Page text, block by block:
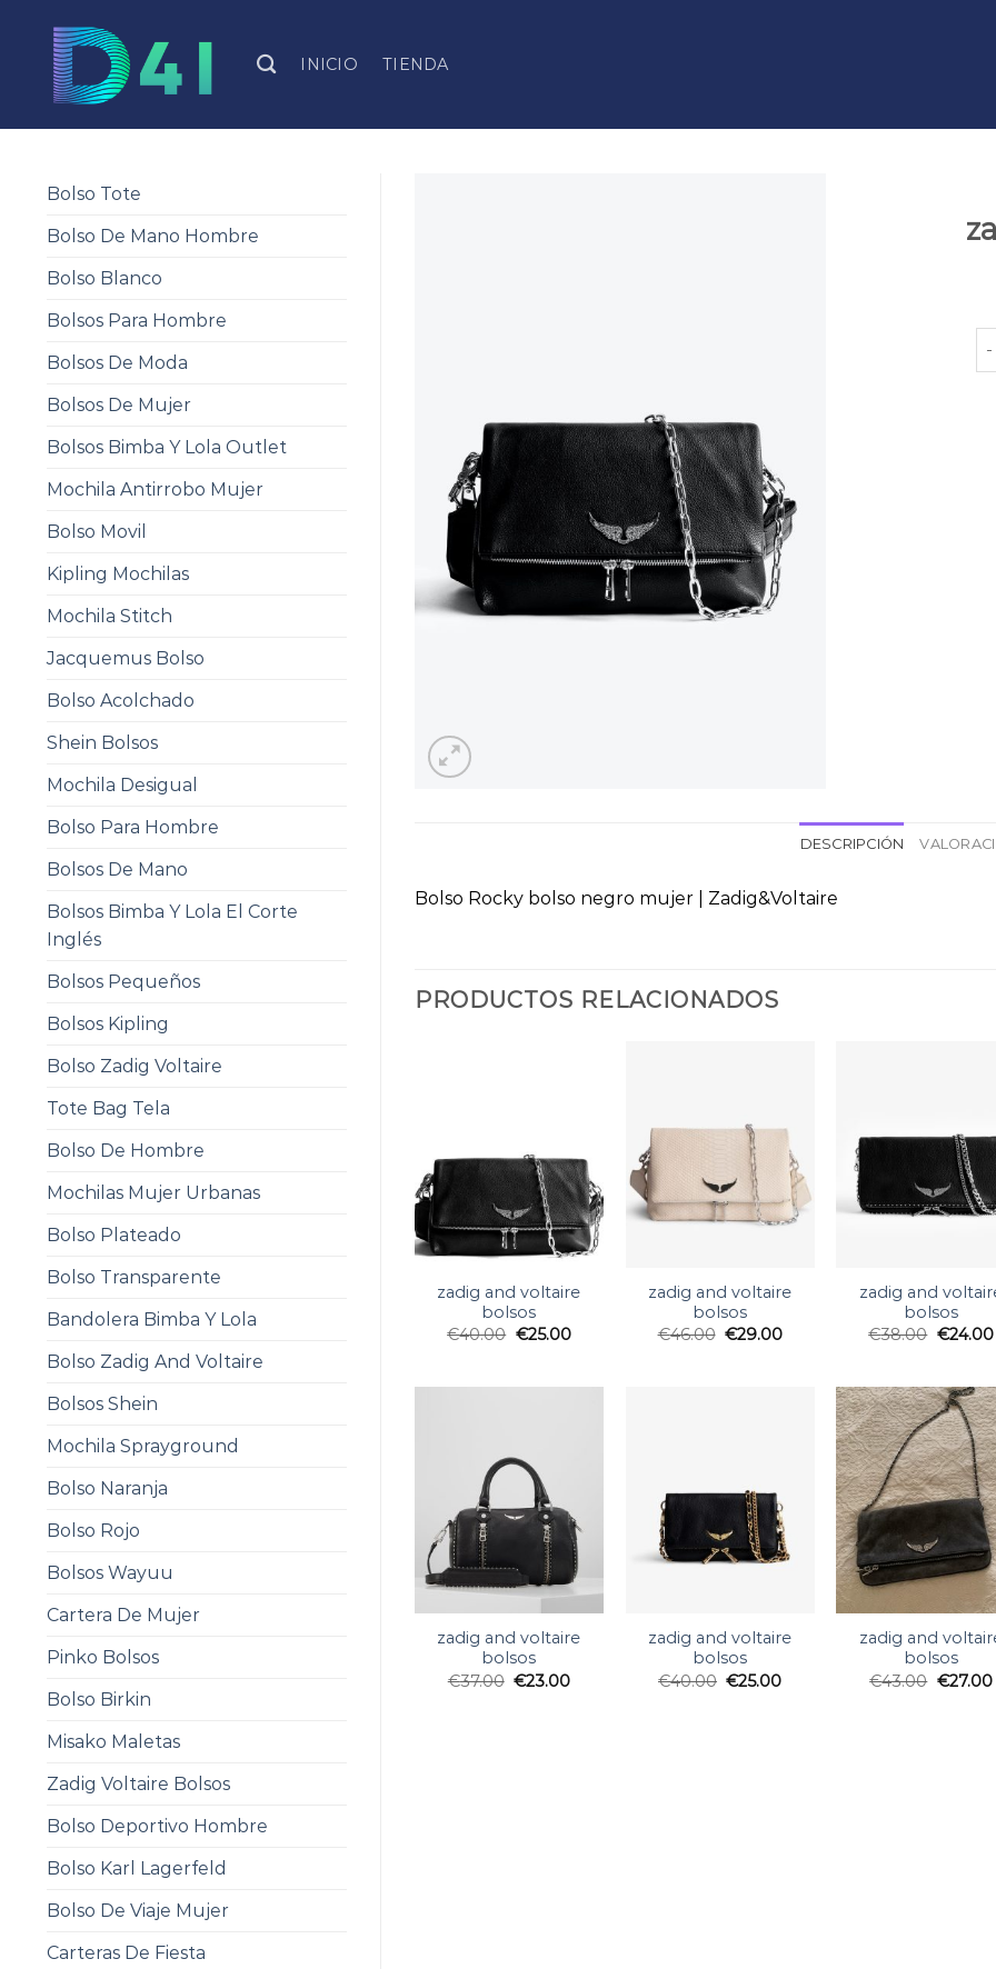
content
INICIO TIENDA
Bolso Tote
Bolso De Mano Hombre
Bolso Blanco
Bolsos Para Hombre
Bolsos De Moda
Bolsos De Mujer
Bolsos Bimba Y Lola Outlet
Mochila Antirrobo Mujer
Bolso Movil
Kipling Mochilas
Mochila Stitch
Jacquemus Bolso
Bolso Acolchado
Shein Bolsos
Mochila Desigual
Bolso Para Hombre
Bolsos De Mano
Bolsos Bimba Y Lola El Corte
Inglés
Bolsos Pequeños
Bolsos Kipling
Bolso Zadig Voltaire
Tote Bag Tela
Bolso De Hombre
Mochilas Mujer Urbanas
Bolso Plateado
Bolso Transparente
Bandolera Bimba Y Lola
Bolso Zadig And Voltaire
Bolsos Shein
Mochila Sprayground
Bolso Naranja
Bolso Rojo
Bolsos Wayuu
Cartera De Mujer
Pinko Bolsos
Bolso Birkin
Misako Maletas
Zadig Voltaire Bolsos
Bolso Deportivo Hombre
Bolso Karl Lagerfeld
Bolso De Viaje Mujer
Carteras De Fiesta
DESCRIPCIÓN
Bolso Rocky bolso negro mujer | Zadig&Voltaire
PRODUCTOS RELACIONADOS
zadig and voltaire
bolsos
€40.00 €25.00
zadig and voltaire
bolsos
€46.00 €29.00
zadig and
bolsos
€38.00 €24.00
zadig and voltaire
bolsos
€37.00 €23.00
zadig and voltaire
bolsos
€40.00 €25.00
zadig and
bolsos
€43.00 €27.00